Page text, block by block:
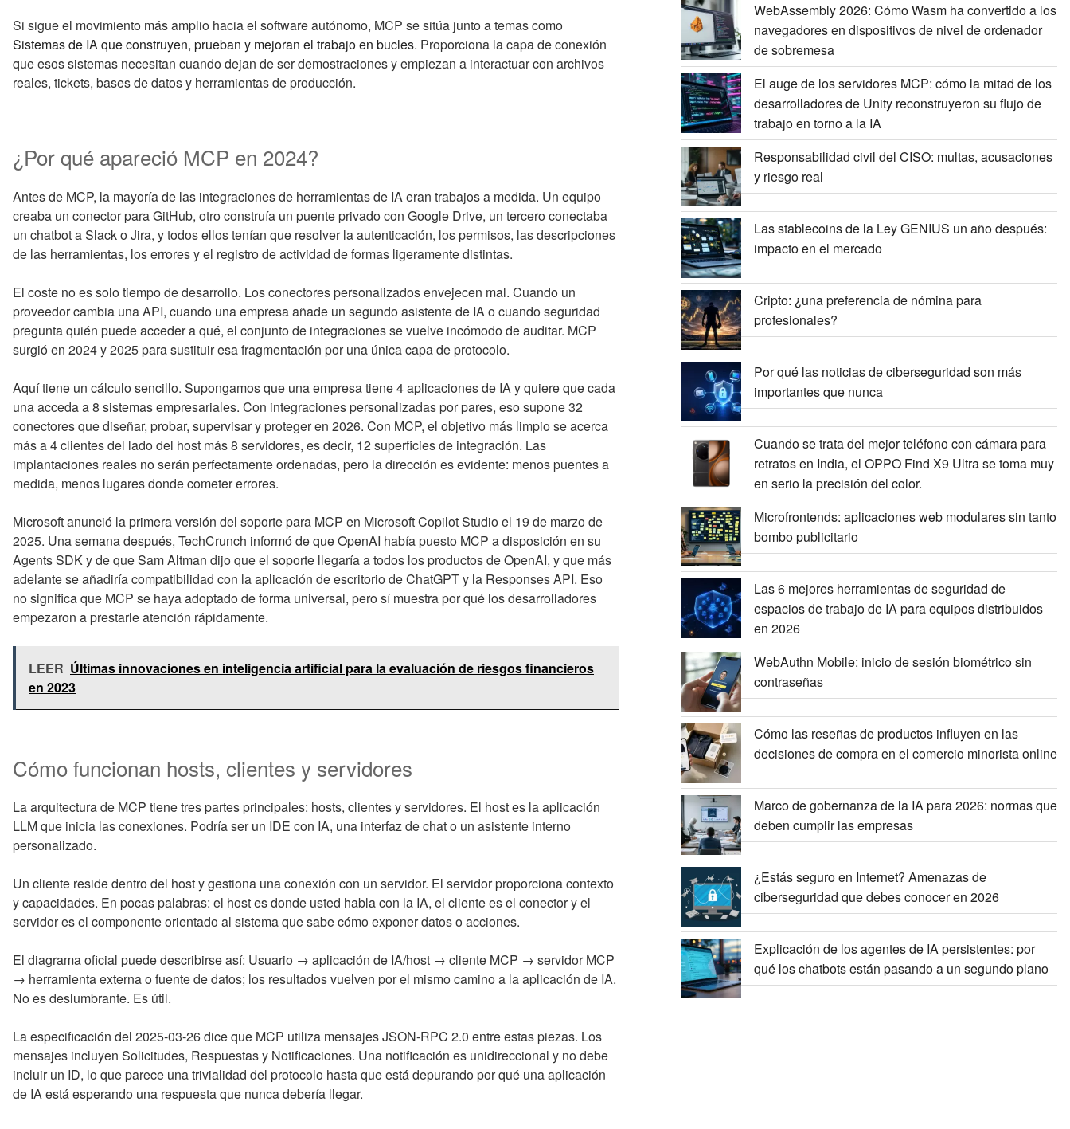
Si sigue el movimiento más amplio hacia el software autónomo, MCP se sitúa junto a temas como
Sistemas de IA que construyen, prueban y mejoran el trabajo en bucles. Proporciona la capa de conexión
que esos sistemas necesitan cuando dejan de ser demostraciones y empiezan a interactuar con archivos
reales, tickets, bases de datos y herramientas de producción.
¿Por qué apareció MCP en 2024?
Antes de MCP, la mayoría de las integraciones de herramientas de IA eran trabajos a medida. Un equipo
creaba un conector para GitHub, otro construía un puente privado con Google Drive, un tercero conectaba
un chatbot a Slack o Jira, y todos ellos tenían que resolver la autenticación, los permisos, las descripciones
de las herramientas, los errores y el registro de actividad de formas ligeramente distintas.
El coste no es solo tiempo de desarrollo. Los conectores personalizados envejecen mal. Cuando un
proveedor cambia una API, cuando una empresa añade un segundo asistente de IA o cuando seguridad
pregunta quién puede acceder a qué, el conjunto de integraciones se vuelve incómodo de auditar. MCP
surgió en 2024 y 2025 para sustituir esa fragmentación por una única capa de protocolo.
Aquí tiene un cálculo sencillo. Supongamos que una empresa tiene 4 aplicaciones de IA y quiere que cada
una acceda a 8 sistemas empresariales. Con integraciones personalizadas por pares, eso supone 32
conectores que diseñar, probar, supervisar y proteger en 2026. Con MCP, el objetivo más limpio se acerca
más a 4 clientes del lado del host más 8 servidores, es decir, 12 superficies de integración. Las
implantaciones reales no serán perfectamente ordenadas, pero la dirección es evidente: menos puentes a
medida, menos lugares donde cometer errores.
Microsoft anunció la primera versión del soporte para MCP en Microsoft Copilot Studio el 19 de marzo de
2025. Una semana después, TechCrunch informó de que OpenAI había puesto MCP a disposición en su
Agents SDK y de que Sam Altman dijo que el soporte llegaría a todos los productos de OpenAI, y que más
adelante se añadiría compatibilidad con la aplicación de escritorio de ChatGPT y la Responses API. Eso
no significa que MCP se haya adoptado de forma universal, pero sí muestra por qué los desarrolladores
empezaron a prestarle atención rápidamente.
LEER Últimas innovaciones en inteligencia artificial para la evaluación de riesgos financieros
en 2023
Cómo funcionan hosts, clientes y servidores
La arquitectura de MCP tiene tres partes principales: hosts, clientes y servidores. El host es la aplicación
LLM que inicia las conexiones. Podría ser un IDE con IA, una interfaz de chat o un asistente interno
personalizado.
Un cliente reside dentro del host y gestiona una conexión con un servidor. El servidor proporciona contexto
y capacidades. En pocas palabras: el host es donde usted habla con la IA, el cliente es el conector y el
servidor es el componente orientado al sistema que sabe cómo exponer datos o acciones.
El diagrama oficial puede describirse así: Usuario → aplicación de IA/host → cliente MCP → servidor MCP
→ herramienta externa o fuente de datos; los resultados vuelven por el mismo camino a la aplicación de IA.
No es deslumbrante. Es útil.
La especificación del 2025-03-26 dice que MCP utiliza mensajes JSON-RPC 2.0 entre estas piezas. Los
mensajes incluyen Solicitudes, Respuestas y Notificaciones. Una notificación es unidireccional y no debe
incluir un ID, lo que parece una trivialidad del protocolo hasta que está depurando por qué una aplicación
de IA está esperando una respuesta que nunca debería llegar.
WebAssembly 2026: Cómo Wasm ha convertido a los
navegadores en dispositivos de nivel de ordenador
de sobremesa
El auge de los servidores MCP: cómo la mitad de los
desarrolladores de Unity reconstruyeron su flujo de
trabajo en torno a la IA
Responsabilidad civil del CISO: multas, acusaciones
y riesgo real
Las stablecoins de la Ley GENIUS un año después:
impacto en el mercado
Cripto: ¿una preferencia de nómina para
profesionales?
Por qué las noticias de ciberseguridad son más
importantes que nunca
Cuando se trata del mejor teléfono con cámara para
retratos en India, el OPPO Find X9 Ultra se toma muy
en serio la precisión del color.
Microfrontends: aplicaciones web modulares sin tanto
bombo publicitario
Las 6 mejores herramientas de seguridad de
espacios de trabajo de IA para equipos distribuidos
en 2026
WebAuthn Mobile: inicio de sesión biométrico sin
contraseñas
Cómo las reseñas de productos influyen en las
decisiones de compra en el comercio minorista online
Marco de gobernanza de la IA para 2026: normas que
deben cumplir las empresas
¿Estás seguro en Internet? Amenazas de
ciberseguridad que debes conocer en 2026
Explicación de los agentes de IA persistentes: por
qué los chatbots están pasando a un segundo plano